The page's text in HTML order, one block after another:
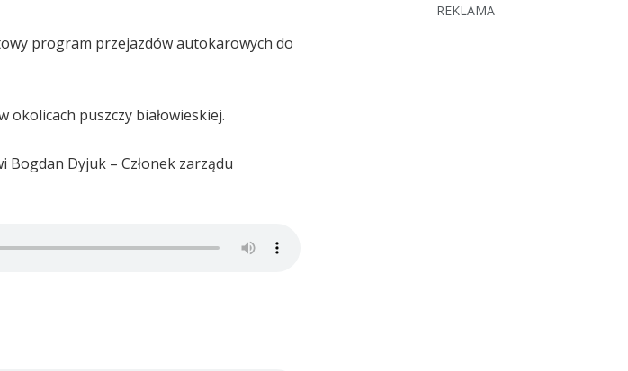
program przejazdów autokarowych do
okolicach puszczy białowieskiej.
Dyjuk – Członek zarządu
REKLAMA